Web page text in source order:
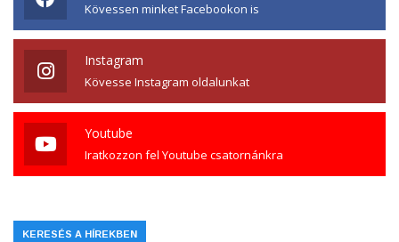
Kövessen minket Facebookon is
Instagram
Kövesse Instagram oldalunkat
Youtube
Iratkozzon fel Youtube csatornánkra
KERESÉS A HÍREKBEN